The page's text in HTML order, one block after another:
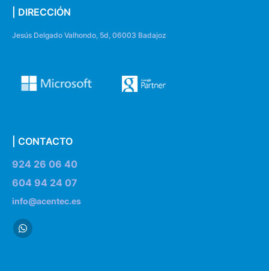
| DIRECCIÓN
Jesús Delgado Valhondo, 5d, 06003 Badajoz
| CONTACTO
924 26 06 40
604 94 24 07
info@acentec.es